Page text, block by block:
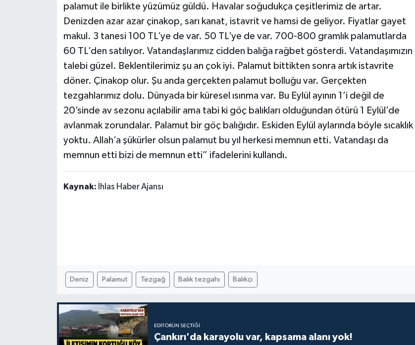
palamut ile birlikte yüzümüz güldü. Havalar soğudukça çeşitlerimiz de artar.
Denizden azar azar çinakop, sarı kanat, istavrit ve hamsi de geliyor. Fiyatlar gayet
makul. 3 tanesi 100 TL’ye de var. 50 TL’ye de var. 700-800 gramlık palamutlarda
60 TL’den satılıyor. Vatandaşlarımız cidden balığa rağbet gösterdi. Vatandaşımızın
talebi güzel. Beklentilerimiz şu an çok iyi. Palamut bittikten sonra artık istavrite
döner. Çinakop olur. Şu anda gerçekten palamut bolluğu var. Gerçekten
tezgahlarımız dolu. Dünyada bir küresel ısınma var. Bu Eylül ayının 1’i değil de
20’sinde av sezonu açılabilir ama tabi ki göç balıkları olduğundan ötürü 1 Eylül’de
avlanmak zorundalar. Palamut bir göç balığıdır. Eskiden Eylül aylarında böyle sıcaklık
yoktu. Allah’a şükürler olsun palamut bu yıl herkesi memnun etti. Vatandaşı da
memnun etti bizi de memnun etti” ifadelerini kullandı.
Kaynak: İhlas Haber Ajansı
Deniz Palamut Tezgağ Balık tezgahı Balıkçı
EDITÖRÜN SEÇTIĞI
Çankırı'da karayolu var, kapsama alanı yok!